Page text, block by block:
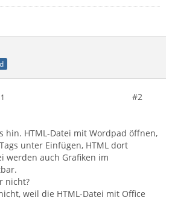
#2
hin. HTML-Datei mit Wordpad öffnen,
unter Einfügen, HTML dort
werden auch Grafiken im
nicht?
weil die HTML-Datei mit Office